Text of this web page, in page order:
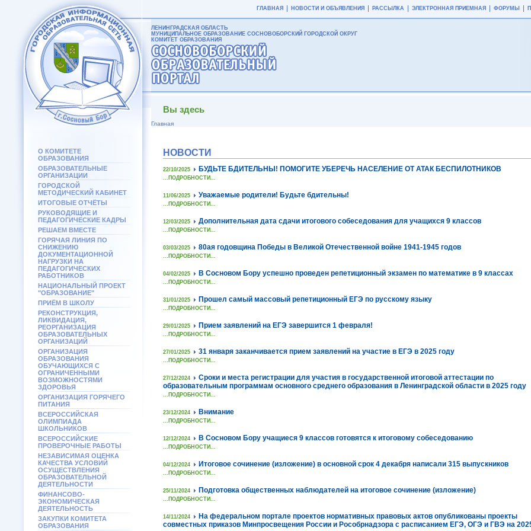
О КОМИТЕТЕ
ОБРАЗОВАНИЯ
ОБРАЗОВАТЕЛЬНЫЕ
ОРГАНИЗАЦИИ
ГОРОДСКОЙ
МЕТОДИЧЕСКИЙ КАБИНЕТ
ИТОГОВЫЕ ОТЧЁТЫ
РУКОВОДЯЩИЕ И
ПЕДАГОГИЧЕСКИЕ КАДРЫ
РЕШАЕМ ВМЕСТЕ
ГОРЯЧАЯ ЛИНИЯ ПО
СНИЖЕНИЮ
ДОКУМЕНТАЦИОННОЙ
НАГРУЗКИ НА
ПЕДАГОГИЧЕСКИХ
РАБОТНИКОВ
НАЦИОНАЛЬНЫЙ ПРОЕКТ
"ОБРАЗОВАНИЕ"
ПРИЁМ В ШКОЛУ
РЕКОНСТРУКЦИЯ,
ЛИКВИДАЦИЯ,
РЕОРГАНИЗАЦИЯ
ОБРАЗОВАТЕЛЬНЫХ
ОРГАНИЗАЦИЙ
ОРГАНИЗАЦИЯ
ОБРАЗОВАНИЯ
ОБУЧАЮЩИХСЯ С
ОГРАНИЧЕННЫМИ
ВОЗМОЖНОСТЯМИ
ЗДОРОВЬЯ
ОРГАНИЗАЦИЯ ГОРЯЧЕГО
ПИТАНИЯ
ВСЕРОССИЙСКАЯ
ОЛИМПИАДА
ШКОЛЬНИКОВ
ВСЕРОССИЙСКИЕ
ПРОВЕРОЧНЫЕ РАБОТЫ
НЕЗАВИСИМАЯ ОЦЕНКА
КАЧЕСТВА УСЛОВИЙ
ОСУЩЕСТВЛЕНИЯ
ОБРАЗОВАТЕЛЬНОЙ
ДЕЯТЕЛЬНОСТИ
ФИНАНСОВО-
ЭКОНОМИЧЕСКАЯ
ДЕЯТЕЛЬНОСТЬ
ЗАКУПКИ КОМИТЕТА
ОБРАЗОВАНИЯ
ГЛАВНАЯ НОВОСТИ И ОБЪЯВЛЕНИЯ РАССЫЛКА ЭЛЕКТРОННАЯ ПРИЕМНАЯ ФОРУМЫ
ЛЕНИНГРАДСКАЯ ОБЛАСТЬ
МУНИЦИПАЛЬНОЕ ОБРАЗОВАНИЕ СОСНОВОБОРСКИЙ ГОРОДСКОЙ ОКРУГ
КОМИТЕТ ОБРАЗОВАНИЯ
Вы здесь
Главная
НОВОСТИ
22/10/2025 БУДЬТЕ БДИТЕЛЬНЫ! ПОМОГИТЕ УБЕРЕЧЬ НАСЕЛЕНИЕ ОТ АТАК БЕСПИЛОТНИКОВ
...ПОДРОБНОСТИ...
11/06/2025 Уважаемые родители! Будьте бдительны!
...ПОДРОБНОСТИ...
12/03/2025 Дополнительная дата сдачи итогового собеседования для учащихся 9 классов
...ПОДРОБНОСТИ...
03/03/2025 80ая годовщина Победы в Великой Отечественной войне 1941-1945 годов
...ПОДРОБНОСТИ...
04/02/2025 В Сосновом Бору успешно проведен репетиционный экзамен по математике в 9 классах
...ПОДРОБНОСТИ...
31/01/2025 Прошел самый массовый репетиционный ЕГЭ по русскому языку
...ПОДРОБНОСТИ...
29/01/2025 Прием заявлений на ЕГЭ завершится 1 февраля!
...ПОДРОБНОСТИ...
27/01/2025 31 января заканчивается прием заявлений на участие в ЕГЭ в 2025 году
...ПОДРОБНОСТИ...
27/12/2024
Сроки и места регистрации для участия в государственной итоговой аттестации по
образовательным программам основного среднего образования в Ленинградской области в 2025 году
...ПОДРОБНОСТИ...
23/12/2024 Внимание
...ПОДРОБНОСТИ...
12/12/2024 В Сосновом Бору учащиеся 9 классов готовятся к итоговому собеседованию
...ПОДРОБНОСТИ...
04/12/2024 Итоговое сочинение (изложение) в основной срок 4 декабря написали 315 выпускников
...ПОДРОБНОСТИ...
25/11/2024 Подготовка общественных наблюдателей на итоговое сочинение (изложение)
...ПОДРОБНОСТИ...
14/11/2024
На федеральном портале проектов нормативных правовых актов опубликованы проекты
совместных приказов Минпросвещения России и Рособрнадзора с расписанием ЕГЭ, ОГЭ и ГВЭ на